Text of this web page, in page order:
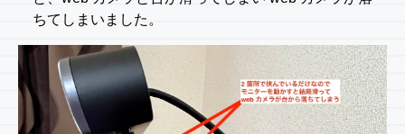
ちてしまいました。